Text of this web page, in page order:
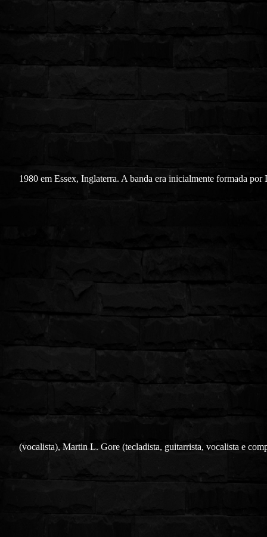
1980 em Essex, Inglaterra. A banda era inicialmente formada por
(vocalista), Martin L. Gore (tecladista, guitarrista, vocalista e